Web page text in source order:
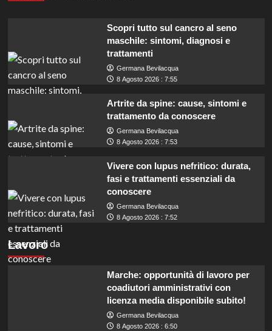
Scopri tutto sul cancro al seno
maschile: sintomi, diagnosi e
trattamenti
Germana Bevilacqua
8 Agosto 2026 : 7:55
Artrite da spine: cause, sintomi e
trattamento da conoscere
Germana Bevilacqua
8 Agosto 2026 : 7:53
Vivere con lupus nefritico: durata,
fasi e trattamenti essenziali da
conoscere
Germana Bevilacqua
8 Agosto 2026 : 7:52
Lavoro
Marche: opportunità di lavoro per
coadiutori amministrativi con
licenza media disponibile subito!
Germana Bevilacqua
8 Agosto 2026 : 6:50